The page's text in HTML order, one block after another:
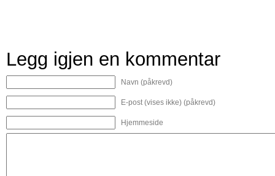
Legg igjen en kommentar
Navn (påkrevd)
E-post (vises ikke) (påkrevd)
Hjemmeside